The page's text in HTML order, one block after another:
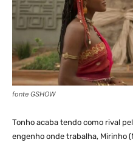
fonte GSHOW
Tonho acaba tendo como rival
engenho onde trabalha, Mirinho